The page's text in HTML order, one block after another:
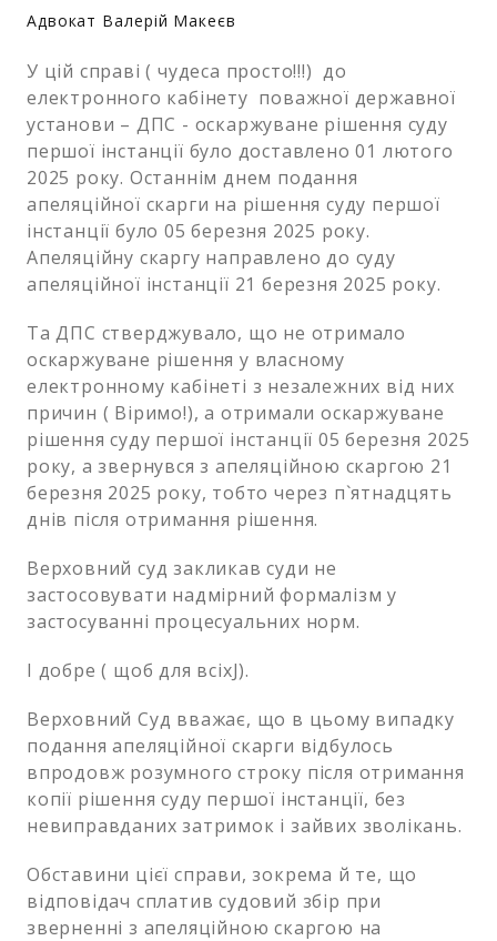
Адвокат Валерій Макеєв
У цій справі ( чудеса просто!!!) до
електронного кабінету поважної державної
установи – ДПС - оскаржуване рішення суду
першої інстанції було доставлено 01 лютого
2025 року. Останнім днем подання
апеляційної скарги на рішення суду першої
інстанції було 05 березня 2025 року.
Апеляційну скаргу направлено до суду
апеляційної інстанції 21 березня 2025 року.
Та ДПС стверджувало, що не отримало
оскаржуване рішення у власному
електронному кабінеті з незалежних від них
причин ( Віримо!), а отримали оскаржуване
рішення суду першої інстанції 05 березня 2025
року, а звернувся з апеляційною скаргою 21
березня 2025 року, тобто через п`ятнадцять
днів після отримання рішення.
Верховний суд закликав суди не
застосовувати надмірний формалізм у
застосуванні процесуальних норм.
І добре ( щоб для всіхJ).
Верховний Суд вважає, що в цьому випадку
подання апеляційної скарги відбулось
впродовж розумного строку після отримання
копії рішення суду першої інстанції, без
невиправданих затримок і зайвих зволікань.
Обставини цієї справи, зокрема й те, що
відповідач сплатив судовий збір при
зверненні з апеляційною скаргою на